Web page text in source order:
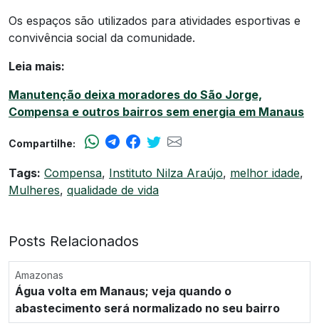
Os espaços são utilizados para atividades esportivas e
convivência social da comunidade.
Leia mais:
Manutenção deixa moradores do São Jorge,
Compensa e outros bairros sem energia em Manaus
Compartilhe:
Tags: Compensa, Instituto Nilza Araújo, melhor idade,
Mulheres, qualidade de vida
Posts Relacionados
Amazonas
Água volta em Manaus; veja quando o
abastecimento será normalizado no seu bairro